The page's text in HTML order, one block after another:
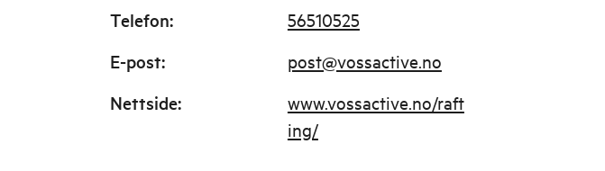
Telefon: 56510525
E-post: post@vossactive.no
Nettside:
www.vossactive.no/raft
ing/